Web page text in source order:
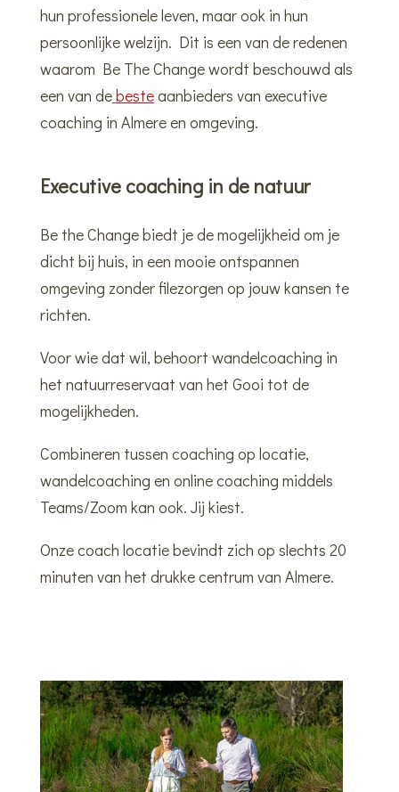
hun professionele leven, maar ook in hun
persoonlijke welzijn. Dit is een van de redenen
waarom Be The Change wordt beschouwd als
een van debesteaanbieders van executive
coaching in Almere en omgeving.
Executive coaching in de natuur
Be the Change biedt je de mogelijkheid om je
dicht bij huis, in een mooie ontspannen
omgeving zonder filezorgen op jouw kansen te
richten.
Voor wie dat wil, behoort wandelcoaching in
het natuurreservaat van het Gooi tot de
mogelijkheden.
Combineren tussen coaching op locatie,
wandelcoaching en online coaching middels
Teams/Zoom kan ook. Jij kiest.
Onze coach locatie bevindt zich op slechts 20
minuten van het drukke centrum van Almere.